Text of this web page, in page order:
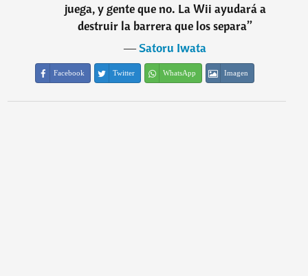
juega, y gente que no. La Wii ayudará a
destruir la barrera que los separa”
―Satoru Iwata
Facebook Twitter WhatsApp Imagen